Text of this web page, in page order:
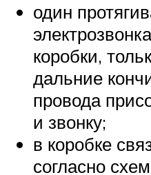
один
коробки,
дальние
провода
и звонку;
в коробке
согласно